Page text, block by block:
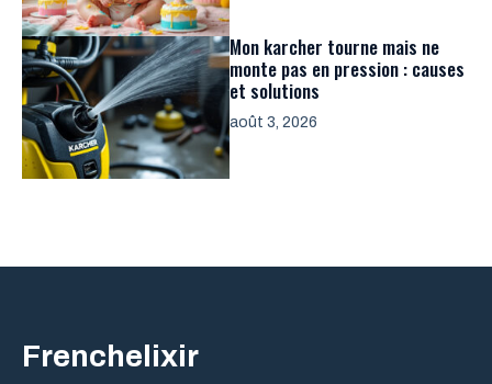
Mon karcher tourne mais ne
monte pas en pression : causes
et solutions
août 3, 2026
Frenchelixir